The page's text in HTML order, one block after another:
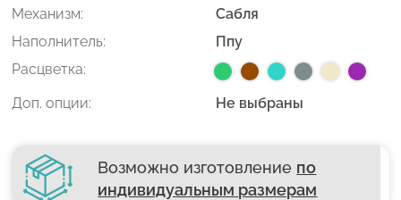
Механизм:
Сабля
Наполнитель:
Ппу
Расцветка:
Доп. опции:
Не выбраны
Возможно изготовление по
индивидуальным размерам